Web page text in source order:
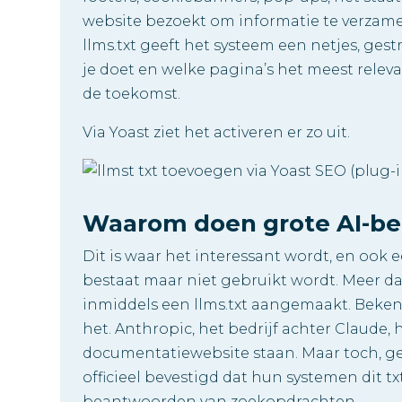
website bezoekt om informatie te
llms.txt geeft het systeem een netjes,
je doet en welke pagina’s het meest
de toekomst.
Via Yoast ziet het activeren er zo uit.
Waarom doen grote AI-
Dit is waar het interessant wordt, en ook
bestaat maar niet gebruikt wordt. Meer
inmiddels een llms.txt aangemaakt.
het. Anthropic, het bedrijf achter Claude,
documentatiewebsite staan. Maar toch,
officieel bevestigd dat hun systemen dit